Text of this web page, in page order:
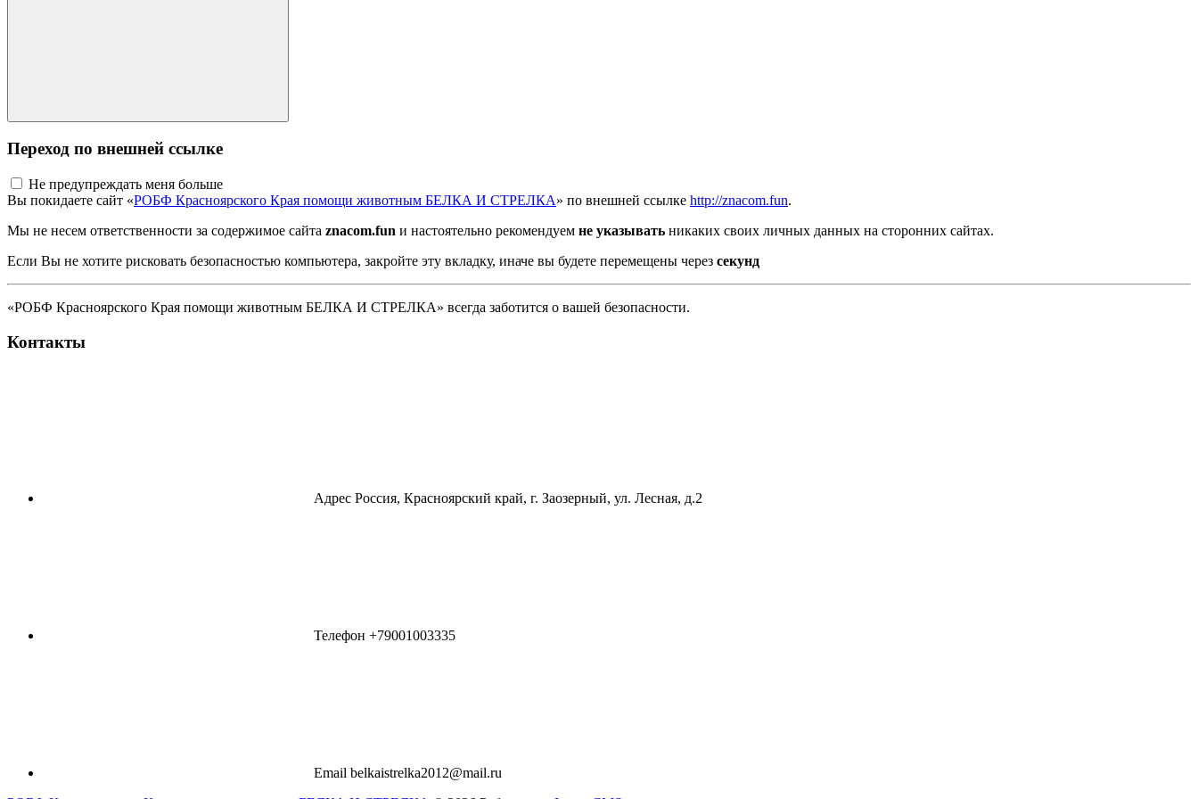
Переход по внешней ссылке
Не предупреждать меня больше
Вы покидаете сайт «РОБФ Красноярского Края помощи животным БЕЛКА И СТРЕЛКА» по внешней ссылке http://znacom.fun.
Мы не несем ответственности за содержимое сайта znacom.fun и настоятельно рекомендуем не указывать никаких своих личных данных на сторонних сайтах.
Если Вы не хотите рисковать безопасностью компьютера, закройте эту вкладку, иначе вы будете перемещены через секунд
«РОБФ Красноярского Края помощи животным БЕЛКА И СТРЕЛКА» всегда заботится о вашей безопасности.
Контакты
Адрес Россия, Красноярский край, г. Заозерный, ул. Лесная, д.2
Телефон +79001003335
Email belkaistrelka2012@mail.ru